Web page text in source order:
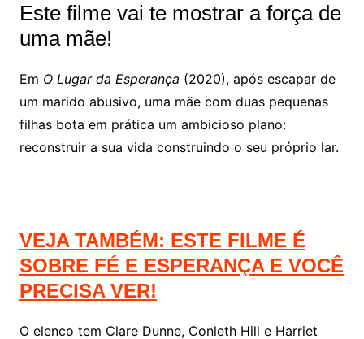
Este filme vai te mostrar a força de
uma mãe!
Em O Lugar da Esperança (2020), após escapar de
um marido abusivo, uma mãe com duas pequenas
filhas bota em prática um ambicioso plano:
reconstruir a sua vida construindo o seu próprio lar.
VEJA TAMBÉM: ESTE FILME É
SOBRE FÉ E ESPERANÇA E VOCÊ
PRECISA VER!
O elenco tem Clare Dunne, Conleth Hill e Harriet